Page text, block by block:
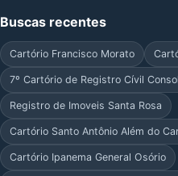
Buscas recentes
Cartório Francisco Morato
7º Cartório de Registro Cívil
Registro de Imoveis Santa Rosa
Cartório Santo Antônio Além do
Cartório Ipanema General Osório